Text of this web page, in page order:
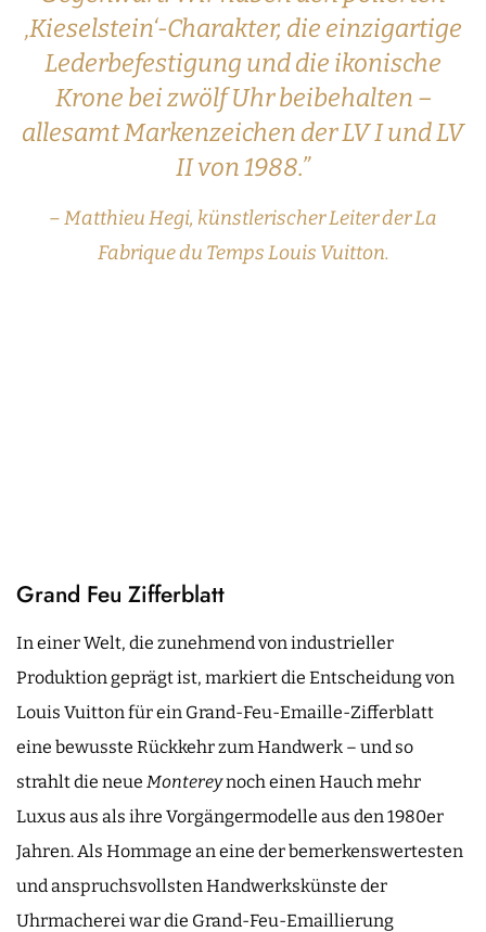
‚Kieselstein‘-Charakter, die einzigartige
Lederbefestigung und die ikonische
Krone bei zwölf Uhr beibehalten –
allesamt Markenzeichen der LV I und LV
II von 1988.”
– Matthieu Hegi, künstlerischer Leiter derLa
Fabrique du Temps Louis Vuitton.
Grand Feu Zifferblatt
In einer Welt, die zunehmend von industrieller
Produktion geprägt ist, markiert die Entscheidung von
Louis Vuitton für ein Grand-Feu-Emaille-Zifferblatt
eine bewusste Rückkehr zum Handwerk – und so
strahlt die neue Montereynoch einen Hauch mehr
Luxus aus als ihre Vorgängermodelle aus den 1980er
Jahren. Als Hommage an eine der bemerkenswertesten
und anspruchsvollsten Handwerkskünste der
Uhrmacherei war die Grand-Feu-Emaillierung